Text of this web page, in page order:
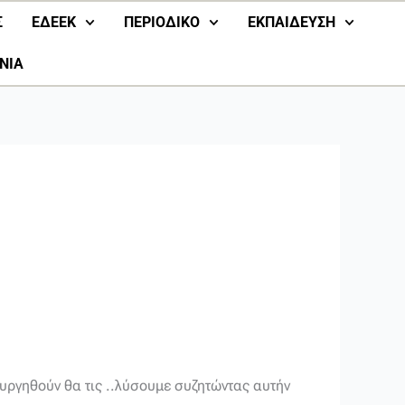
ΕΔΕΕΚ ΠΕΡΙΟΔΙΚΟ ΕΚΠΑΙΔΕΥΣΗ
θα τις ..λύσουμε συζητώντας αυτήν